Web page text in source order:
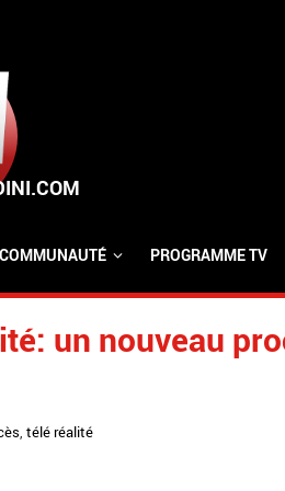
COMMUNAUTÉ PROGRAMME TV
un nouveau
, télé réalité